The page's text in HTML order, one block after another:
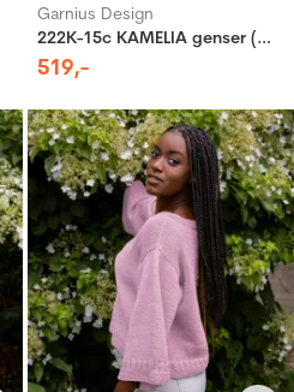
Garnius Design
222K-15c KAMELIA genser (Woolevo)
519,-